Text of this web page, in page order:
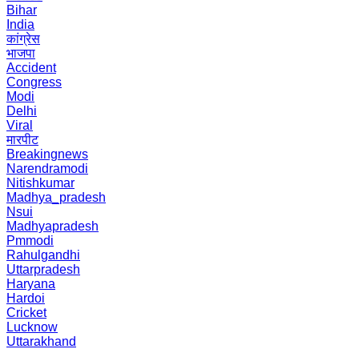
Bihar
India
कांग्रेस
भाजपा
Accident
Congress
Modi
Delhi
Viral
मारपीट
Breakingnews
Narendramodi
Nitishkumar
Madhya_pradesh
Nsui
Madhyapradesh
Pmmodi
Rahulgandhi
Uttarpradesh
Haryana
Hardoi
Cricket
Lucknow
Uttarakhand